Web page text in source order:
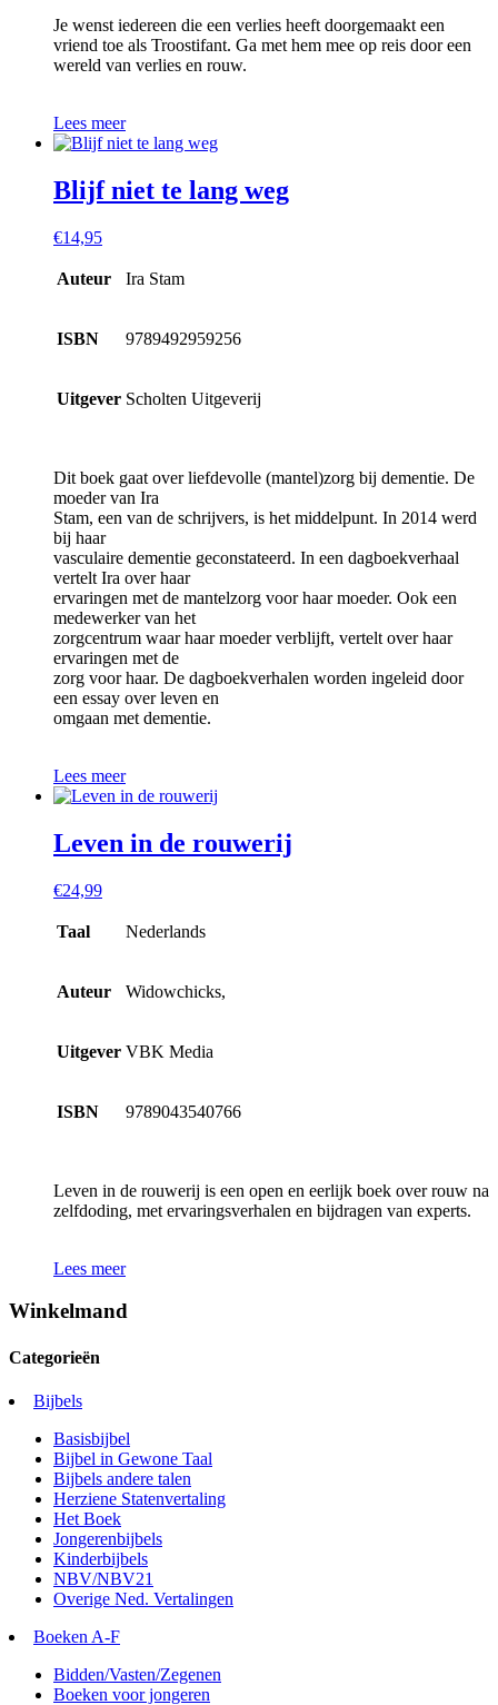
Je wenst iedereen die een verlies heeft doorgemaakt een
vriend toe als Troostifant. Ga met hem mee op reis door een
wereld van verlies en rouw.
Lees meer
Blijf niet te lang weg
€14,95
Auteur Ira Stam
ISBN 9789492959256
Uitgever Scholten Uitgeverij
Dit boek gaat over liefdevolle (mantel)zorg bij dementie. De
moeder van Ira
Stam, een van de schrijvers, is het middelpunt. In 2014 werd
bij haar
vasculaire dementie geconstateerd. In een dagboekverhaal
vertelt Ira over haar
ervaringen met de mantelzorg voor haar moeder. Ook een
medewerker van het
zorgcentrum waar haar moeder verblijft, vertelt over haar
ervaringen met de
zorg voor haar. De dagboekverhalen worden ingeleid door
een essay over leven en
omgaan met dementie.
Lees meer
Leven in de rouwerij
€24,99
Taal Nederlands
Auteur Widowchicks,
Uitgever VBK Media
ISBN 9789043540766
Leven in de rouwerij is een open en eerlijk boek over rouw na
zelfdoding, met ervaringsverhalen en bijdragen van experts.
Lees meer
Winkelmand
Categorieën
Bijbels
Basisbijbel
Bijbel in Gewone Taal
Bijbels andere talen
Herziene Statenvertaling
Het Boek
Jongerenbijbels
Kinderbijbels
NBV/NBV21
Overige Ned. Vertalingen
Boeken A-F
Bidden/Vasten/Zegenen
Boeken voor jongeren